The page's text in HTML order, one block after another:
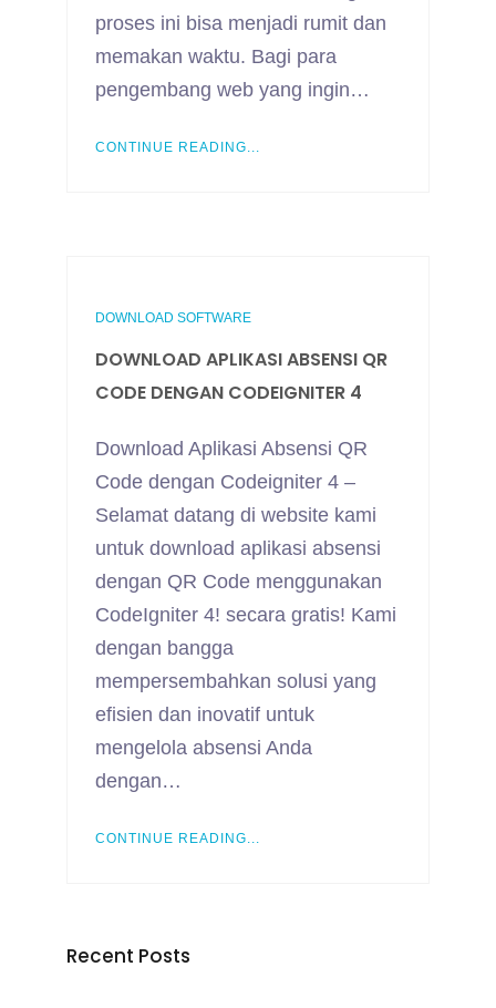
proses ini bisa menjadi rumit dan
memakan waktu. Bagi para
pengembang web yang ingin…
CONTINUE READING...
DOWNLOAD SOFTWARE
DOWNLOAD APLIKASI ABSENSI QR
CODE DENGAN CODEIGNITER 4
Download Aplikasi Absensi QR
Code dengan Codeigniter 4 –
Selamat datang di website kami
untuk download aplikasi absensi
dengan QR Code menggunakan
CodeIgniter 4! secara gratis! Kami
dengan bangga
mempersembahkan solusi yang
efisien dan inovatif untuk
mengelola absensi Anda
dengan…
CONTINUE READING...
Recent Posts